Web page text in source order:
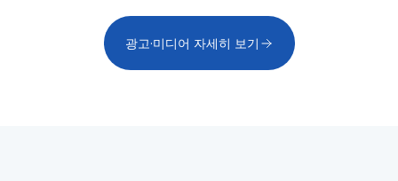
광고·미디어 자세히 보기